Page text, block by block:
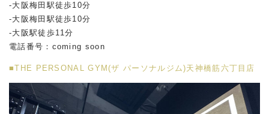
-大阪梅田駅徒歩10分
-大阪梅田駅徒歩10分
-大阪駅徒歩11分
電話番号：coming soon
■THE PERSONAL GYM(ザ パーソナルジム)天神橋筋六丁目店